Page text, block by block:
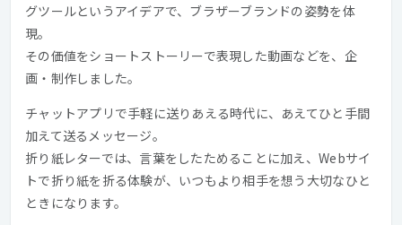
グツールというアイデアで、ブラザーブランドの姿勢を体
現。
その価値をショートストーリーで表現した動画などを、企
画・制作しました。
チャットアプリで手軽に送りあえる時代に、あえてひと手間
加えて送るメッセージ。
折り紙レターでは、言葉をしたためることに加え、Webサイ
トで折り紙を折る体験が、いつもより相手を想う大切なひと
ときになります。